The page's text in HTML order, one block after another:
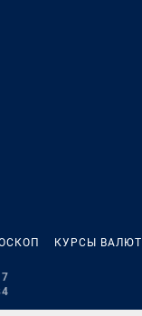
КУРСЫ ВАЛЮТ